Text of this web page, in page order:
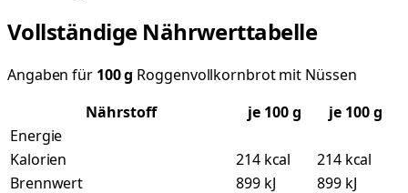
Vollständige Nährwerttabelle
Angaben für 100g Roggenvollkornbrot mit Nüssen
Nährstoff
je 100g
je 100 g
Energie
Kalorien
214 kcal
214 kcal
Brennwert
899 kJ 899 kJ